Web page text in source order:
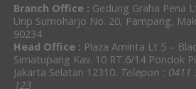
Branch Office : Gedung Graha Pena
Urip Sumoharjo No. 20, Pampang,
90234
Head Office : Plaza Aminta Lt 5 –
Simatupang Kav. 10 RT.6/14 Pondok
Jakarta Selatan 12310. Telepon : 0411
123